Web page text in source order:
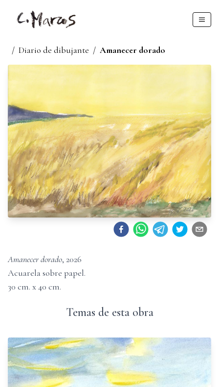
/ Diario de dibujante / Amanecer dorado
Amanecer dorado, 2026
Acuarela sobre papel.
30 cm. x40 cm.
Temas de esta obra